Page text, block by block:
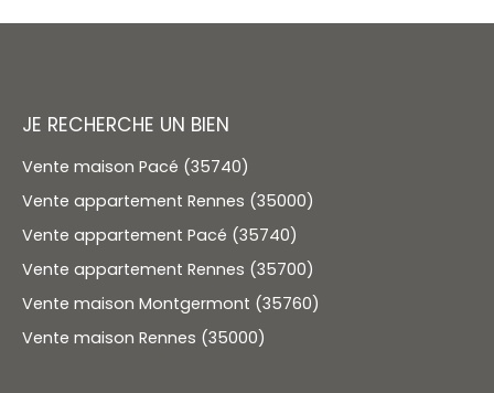
JE RECHERCHE UN BIEN
Vente maison Pacé (35740)
Vente appartement Rennes (35000)
Vente appartement Pacé (35740)
Vente appartement Rennes (35700)
Vente maison Montgermont (35760)
Vente maison Rennes (35000)